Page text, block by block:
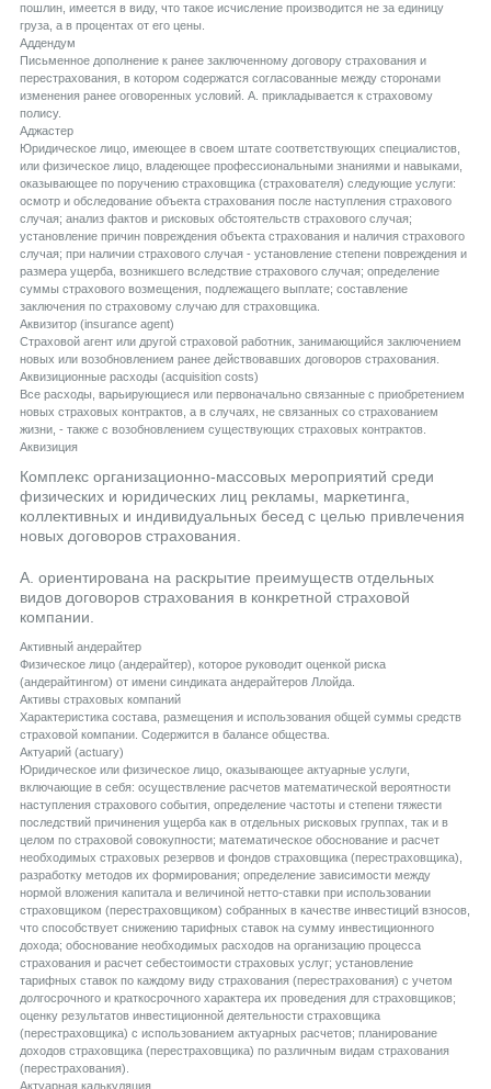
пошлин, имеется в виду, что такое исчисление производится не за единицу
груза, а в процентах от его цены.
Aддендум
Письменное дополнение к ранее заключенному договору страхования и
перестрахования, в котором содержатся согласованные между сторонами
изменения ранее оговоренных условий. А. прикладывается к страховому
полису.
Aджастер
Юридическое лицо, имеющее в своем штате соответствующих специалистов,
или физическое лицо, владеющее профессиональными знаниями и навыками,
оказывающее по поручению страховщика (страхователя) следующие услуги:
осмотр и обследование объекта страхования после наступления страхового
случая; анализ фактов и рисковых обстоятельств страхового случая;
установление причин повреждения объекта страхования и наличия страхового
случая; при наличии страхового случая - установление степени повреждения и
размера ущерба, возникшего вследствие страхового случая; определение
суммы страхового возмещения, подлежащего выплате; составление
заключения по страховому случаю для страховщика.
Aквизитор (insurance agent)
Страховой агент или другой страховой работник, занимающийся заключением
новых или возобновлением ранее действовавших договоров страхования.
Aквизиционные расходы (acquisition costs)
Все расходы, варьирующиеся или первоначально связанные с приобретением
новых страховых контрактов, а в случаях, не связанных со страхованием
жизни, - также с возобновлением существующих страховых контрактов.
Aквизиция
Комплекс организационно-массовых мероприятий среди
физических и юридических лиц рекламы, маркетинга,
коллективных и индивидуальных бесед с целью привлечения
новых договоров страхования.
А. ориентирована на раскрытие преимуществ отдельных
видов договоров страхования в конкретной страховой
компании.
Aктивный андерайтер
Физическое лицо (андерайтер), которое руководит оценкой риска
(андерайтингом) от имени синдиката андерайтеров Ллойда.
Aктивы страховых компаний
Характеристика состава, размещения и использования общей суммы средств
страховой компании. Содержится в балансе общества.
Aктуарий (actuary)
Юридическое или физическое лицо, оказывающее актуарные услуги,
включающие в себя: осуществление расчетов математической вероятности
наступления страхового события, определение частоты и степени тяжести
последствий причинения ущерба как в отдельных рисковых группах, так и в
целом по страховой совокупности; математическое обоснование и расчет
необходимых страховых резервов и фондов страховщика (перестраховщика),
разработку методов их формирования; определение зависимости между
нормой вложения капитала и величиной нетто-ставки при использовании
страховщиком (перестраховщиком) собранных в качестве инвестиций взносов,
что способствует снижению тарифных ставок на сумму инвестиционного
дохода; обоснование необходимых расходов на организацию процесса
страхования и расчет себестоимости страховых услуг; установление
тарифных ставок по каждому виду страхования (перестрахования) с учетом
долгосрочного и краткосрочного характера их проведения для страховщиков;
оценку результатов инвестиционной деятельности страховщика
(перестраховщика) с использованием актуарных расчетов; планирование
доходов страховщика (перестраховщика) по различным видам страхования
(перестрахования).
Aктуарная калькуляция